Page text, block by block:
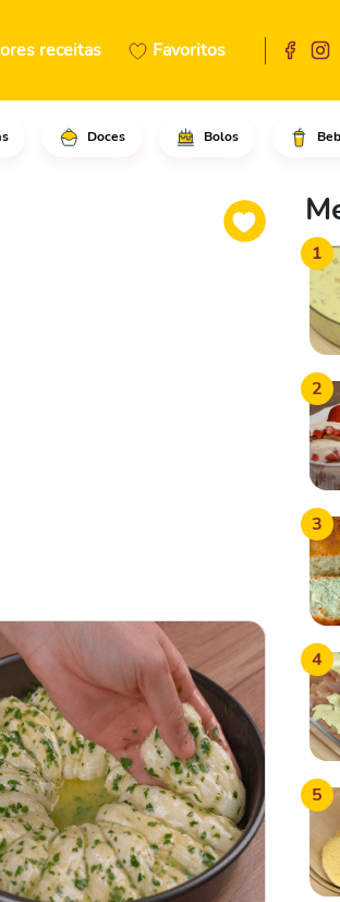
receitas Favoritos
Doces Bolos
farinha de trigo,
1
2
3
4
5